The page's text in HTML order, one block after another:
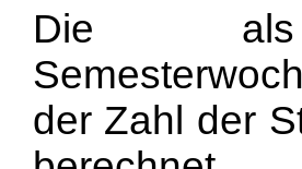
Die als
der Zahl der